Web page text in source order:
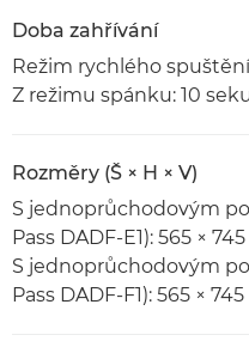
Doba zahřívání
Režim rychlého
Z režimu spánku: 10
Rozměry (Š × H × V)
S jednoprůchodovým
Pass DADF-E1): 565 ×
S jednoprůchodovým
Pass DADF-F1): 565 ×